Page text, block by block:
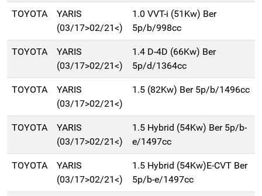
TOYOTA
YARIS
(03/17>02/21<)
1.0 VVT-i (51Kw) Ber
5p/b/998cc
TOYOTA
YARIS
(03/17>02/21<)
1.4 D-4D (66Kw) Ber
5p/d/1364cc
TOYOTA
YARIS
(03/17>02/21<)
1.5 (82Kw) Ber 5p/b/1496cc
TOYOTA
YARIS
(03/17>02/21<)
1.5 Hybrid (54Kw) Ber 5p/b-
e/1497cc
TOYOTA
YARIS
(03/17>02/21<)
1.5 Hybrid (54Kw)E-CVT Ber
5p/b-e/1497cc